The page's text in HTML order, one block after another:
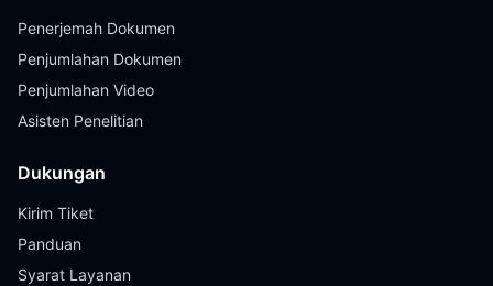
Penerjemah Dokumen
Penjumlahan Dokumen
Penjumlahan Video
Asisten Penelitian
Dukungan
Kirim Tiket
Panduan
Syarat Layanan